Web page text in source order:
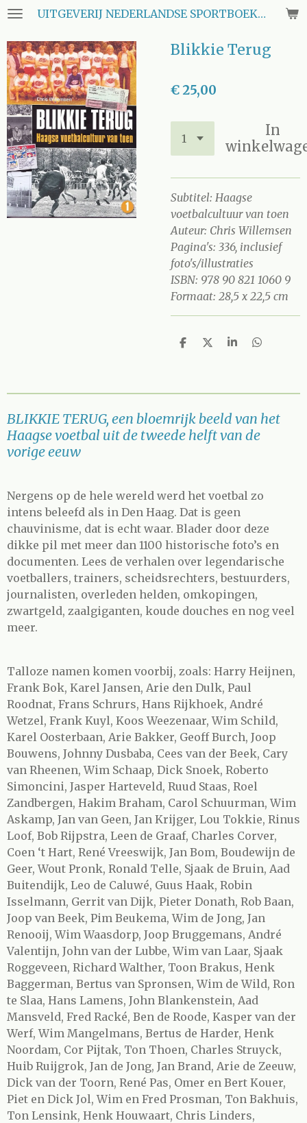
Ga
naar
de
hoofdinhoud
UITGEVERIJ NEDERLANDSE SPORTBOEKEN CLUB
Blikkie Terug
€ 25,00
In
Subtitel: Haagse
voetbalcultuur van toen
Auteur: Chris Willemsen
Pagina's: 336, inclusief
foto's/illustraties
ISBN: 978 90 821 1060 9
Formaat: 28,5 x 22,5 cm
D
n
D
S
e
D
n
BLIKKIE TERUG, een bloemrijk beeld van het
Haagse voetbal uit de tweede helft van de
vorige eeuw
Nergens op de hele wereld werd het voetbal zo
intens beleefd als in Den Haag. Dat is geen
chauvinisme, dat is echt waar. Blader door deze
dikke pil met meer dan 1100 historische foto’s en
documenten. Lees de verhalen over legendarische
voetballers, trainers, scheidsrechters, bestuurders,
journalisten, overleden helden, omkopingen,
zwartgeld, zaalgiganten, koude douches en nog veel
meer.
Talloze namen komen voorbij, zoals: Harry Heijnen,
Frank Bok, Karel Jansen, Arie den Dulk, Paul
Roodnat, Frans Schrurs, Hans Rijkhoek, André
Wetzel, Frank Kuyl, Koos Weezenaar, Wim Schild,
Karel Oosterbaan, Arie Bakker, Geoff Burch, Joop
Bouwens, Johnny Dusbaba, Cees van der Beek, Cary
van Rheenen, Wim Schaap, Dick Snoek, Roberto
Simoncini, Jasper Harteveld, Ruud Staas, Roel
Zandbergen, Hakim Braham, Carol Schuurman, Wim
Askamp, Jan van Geen, Jan Krijger, Lou Tokkie, Rinus
Loof, Bob Rijpstra, Leen de Graaf, Charles Corver,
Coen ‘t Hart, René Vreeswijk, Jan Bom, Boudewijn de
Geer, Wout Pronk, Ronald Telle, Sjaak de Bruin, Aad
Buitendijk, Leo de Caluwé, Guus Haak, Robin
Isselmann, Gerrit van Dijk, Pieter Donath, Rob Baan,
Joop van Beek, Pim Beukema, Wim de Jong, Jan
Renooij, Wim Waasdorp, Joop Bruggemans, André
Valentijn, John van der Lubbe, Wim van Laar, Sjaak
Roggeveen, Richard Walther, Toon Brakus, Henk
Baggerman, Bertus van Spronsen, Wim de Wild, Ron
te Slaa, Hans Lamens, John Blankenstein, Aad
Mansveld, Fred Racké, Ben de Roode, Kasper van der
Werf, Wim Mangelmans, Bertus de Harder, Henk
Noordam, Cor Pijtak, Ton Thoen, Charles Struyck,
Huib Ruijgrok, Jan de Jong, Jan Brand, Arie de Zeeuw,
Dick van der Toorn, René Pas, Omer en Bert Kouer,
Piet en Dick Jol, Wim en Fred Prosman, Ton Bakhuis,
Ton Lensink, Henk Houwaart, Chris Linders,